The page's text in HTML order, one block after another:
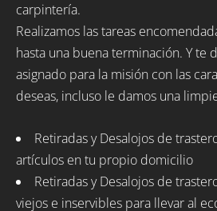
carpintería.
Realizamos las tareas
hasta una buena terminación. Y te
asignado para la misión con las
deseas, incluso le damos una
Retiradas y Desalojos de
artículos en tu propio domicilio
Retiradas y Desalojos de
viejos e inservibles para llevar al